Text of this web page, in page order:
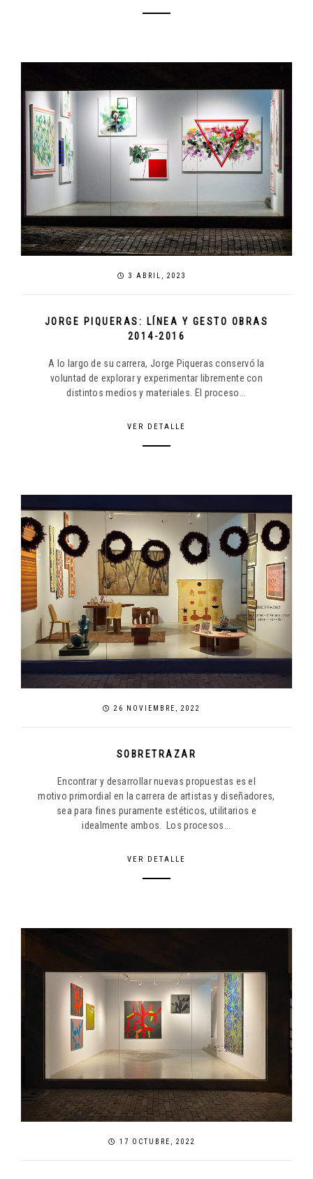
3 ABRIL, 2023
JORGE PIQUERAS: LÍNEA Y GESTO OBRAS
2014-2016
A lo largo de su carrera, Jorge Piqueras conservó la
voluntad de explorar y experimentar libremente con
distintos medios y materiales. El proceso...
VER DETALLE
26 NOVIEMBRE, 2022
SOBRETRAZAR
Encontrar y desarrollar nuevas propuestas es el
motivo primordial en la carrera de artistas y diseñadores,
sea para fines puramente estéticos, utilitarios e
idealmente ambos. Los procesos...
VER DETALLE
17 OCTUBRE, 2022